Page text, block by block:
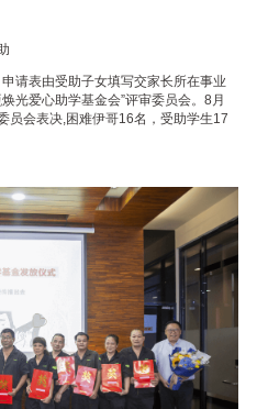
请表由受助子女填写交家长所在事业
光爱心助学基金会”评审委员会。8月
员会表决,困难伊哥16名，受助学生17